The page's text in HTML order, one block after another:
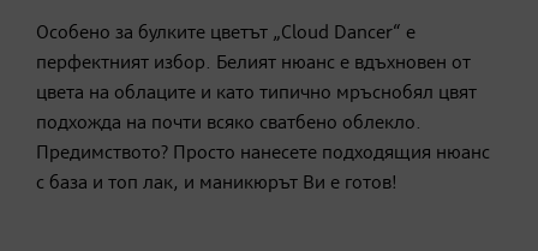
Особено за булките цветът „Cloud Dancer“ е
перфектният избор. Белият нюанс е вдъхновен от
цвета на облаците и като типично мръснобял цвят
подхожда на почти всяко сватбено облекло.
Предимството? Просто нанесете подходящия нюанс
с база и топ лак, и маникюрът Ви е готов!